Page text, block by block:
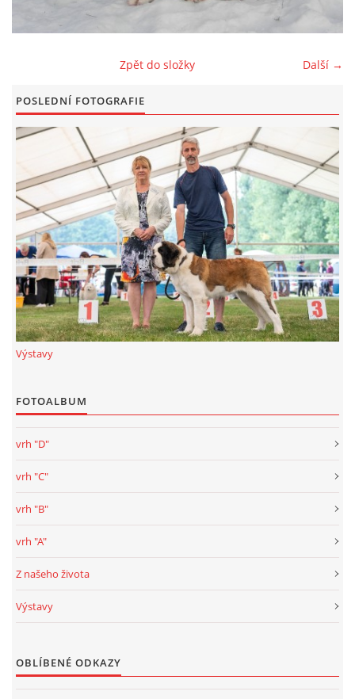
KONTAKT
© CHS ze Severních vrchů | Aktualizováno: 20. 7. 2026
Další →
Zpět do složky
POSLEDNÍ FOTOGRAFIE
Výstavy
FOTOALBUM
vrh "D"
vrh "C"
vrh "B"
vrh "A"
Z našeho života
Výstavy
OBLÍBENÉ ODKAZY